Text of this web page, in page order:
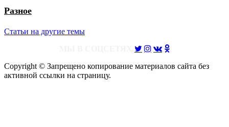
Разное
Статьи на другие темы
Copyright © Запрещено копирование материалов сайта без
активной ссылки на страницу.